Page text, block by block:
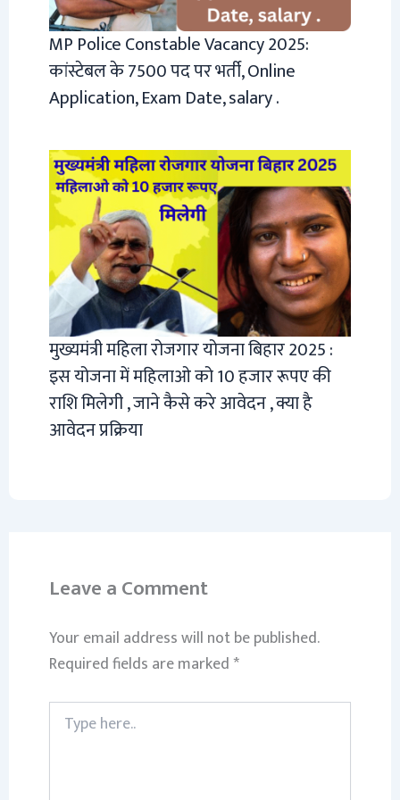
MP Police Constable Vacancy 2025:
कांस्टेबल के 7500 पद पर भर्ती, Online
Application, Exam Date, salary .
मुख्यमंत्री महिला रोजगार योजना बिहार 2025 :
इस योजना में महिलाओ को 10 हजार रूपए की
राशि मिलेगी , जाने कैसे करे आवेदन , क्या है
आवेदन प्रक्रिया
Leave a Comment
Your email address will not be published.
Required fields are marked*
Type
here..